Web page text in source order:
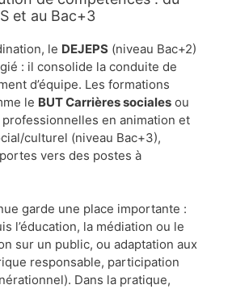
et au Bac+3
le DEJEPS (niveau Bac+2)
: il consolide la conduite de
d’équipe. Les formations
le BUT Carrières sociales ou
en animation et
culturel (niveau Bac+3),
vers des postes à
garde une place importante :
l’éducation, la médiation ou le
sur un public, ou adaptation aux
responsable, participation
Dans la pratique,